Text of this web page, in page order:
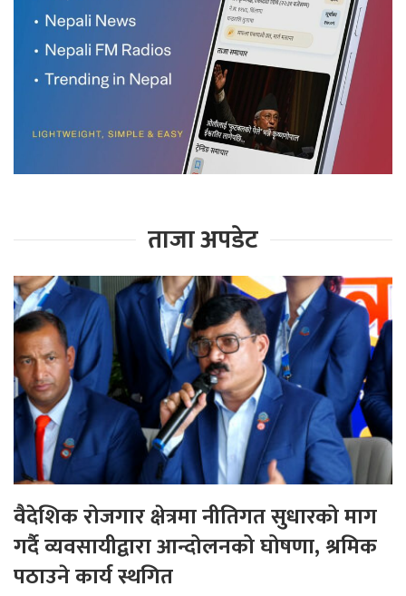
ताजा अपडेट
वैदेशिक रोजगार क्षेत्रमा नीतिगत सुधारको माग
गर्दै व्यवसायीद्वारा आन्दोलनको घोषणा, श्रमिक
पठाउने कार्य स्थगित